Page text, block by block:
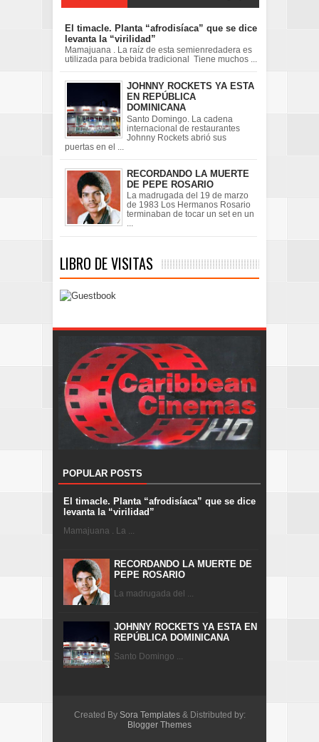
El timacle. Planta “afrodisíaca” que se dice
levanta la “virilidad”
Mamajuana . La raíz de esta semienredadera es
utilizada para bebida tradicional Tiene muchos ...
JOHNNY ROCKETS YA ESTA
EN REPÚBLICA
DOMINICANA
Santo Domingo. La cadena
internacional de restaurantes
Johnny Rockets abrió sus
puertas en el ...
RECORDANDO LA MUERTE
DE PEPE ROSARIO
La madrugada del 19 de marzo
de 1983 Los Hermanos Rosario
terminaban de tocar un set en un
...
LIBRO DE VISITAS
POPULAR POSTS
El timacle. Planta “afrodisíaca” que se dice
levanta la “virilidad”
Mamajuana . La ...
RECORDANDO LA MUERTE DE
PEPE ROSARIO
La madrugada del ...
JOHNNY ROCKETS YA ESTA EN
REPÚBLICA DOMINICANA
Santo Domingo ...
Created By Sora Templates& Distributed by:
Blogger Themes